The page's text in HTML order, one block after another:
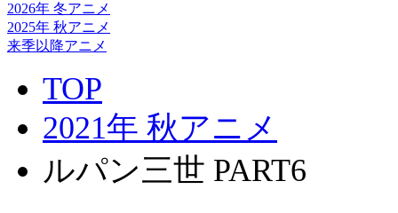
2026年 冬アニメ
2025年 秋アニメ
来季以降アニメ
TOP
2021年 秋アニメ
ルパン三世 PART6